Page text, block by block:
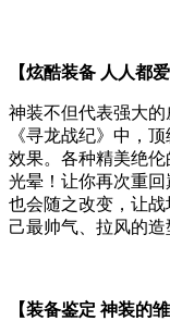
【炫酷装备 人人都爱
神装不但代表强大
《寻龙战纪》中，
效果。各种精美绝
光晕！让你再次重
也会随之改变，让
己最帅气、拉风的造
【装备鉴定 神装的雏